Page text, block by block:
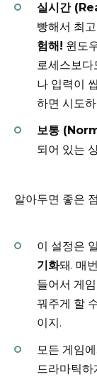
실시간
빵해서 최
험해! 윈도
로세스보다
나 입력이
하면 시도
보통
되어 있는
알아두면 좋은
이 설정은
기화돼. 매
들어서 게
꿔주게 할
이지.
모든 게임
드라마틱하